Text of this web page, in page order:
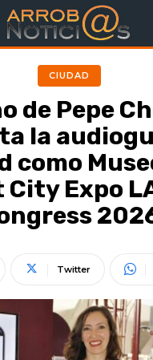
CIUDAD
de Pepe
la
como
Expo
Twitter